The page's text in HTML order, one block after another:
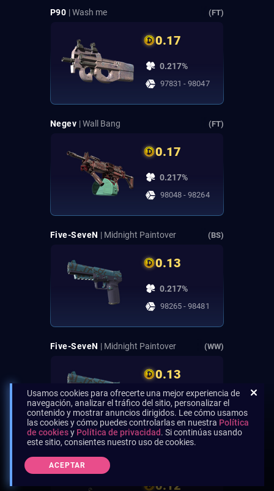
P90 | Wash me (FT)
0.17
0.217%
97831 - 98047
Negev | Wall Bang (FT)
0.17
0.217%
98048 - 98264
Five-SeveN | Midnight Paintover (BS)
0.13
0.217%
98265 - 98481
Five-SeveN | Midnight Paintover (WW)
0.13
0.217%
98482 - 98698
MP5-SD | Neon Squeezer
0.12
Usamos cookies para ofrecerte una mejor experiencia de
navegación, analizar el tráfico del sitio, personalizar el
contenido y mostrar anuncios dirigidos. Lee cómo usamos
las cookies y cómo puedes controlarlas en nuestra Política
de cookiesy Política de privacidad. Si continúas usando
este sitio, consientes nuestro uso de cookies.
ACEPTAR